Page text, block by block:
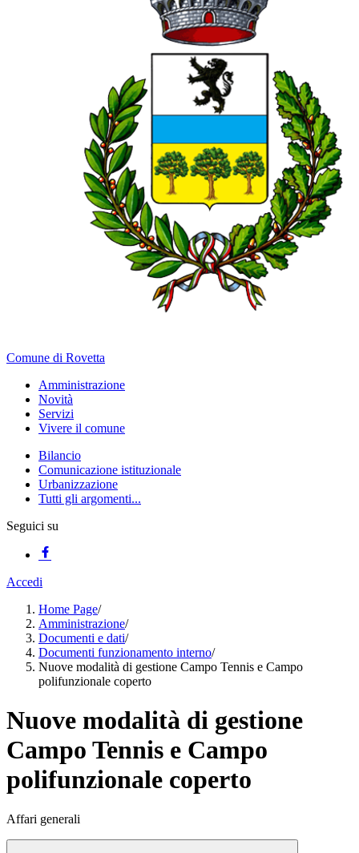
Comune di Rovetta
Amministrazione
Novità
Servizi
Vivere il comune
Bilancio
Comunicazione istituzionale
Urbanizzazione
Tutti gli argomenti...
Seguici su
Accedi
Home Page/
Amministrazione/
Documenti e dati/
Documenti funzionamento interno/
Nuove modalità di gestione Campo Tennis e Campo
polifunzionale coperto
Nuove modalità di gestione
Campo Tennis e Campo
polifunzionale coperto
Affari generali